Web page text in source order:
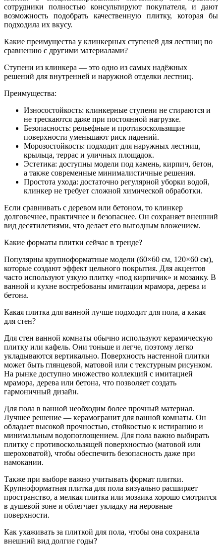
сотрудники полностью консультируют покупателя, и дают
возможность подобрать качественную плитку, которая бы
подходила их вкусу.
Какие преимущества у клинкерных ступеней для лестниц по
сравнению с другими материалами?
Ступени из клинкера — это одно из самых надёжных
решений для внутренней и наружной отделки лестниц.
Преимущества:
Износостойкость: клинкерные ступени не стираются и
не трескаются даже при постоянной нагрузке.
Безопасность: рельефные и противоскользящие
поверхности уменьшают риск падений.
Морозостойкость: подходит для наружных лестниц,
крыльца, террас и уличных площадок.
Эстетика: доступны модели под камень, кирпич, бетон,
а также современные минималистичные решения.
Простота ухода: достаточно регулярной уборки водой,
клинкер не требует сложной химической обработки.
Если сравнивать с деревом или бетоном, то клинкер
долговечнее, практичнее и безопаснее. Он сохраняет внешний
вид десятилетиями, что делает его выгодным вложением.
Какие форматы плитки сейчас в тренде?
Популярны крупноформатные модели (60×60 см, 120×60 см),
которые создают эффект цельного покрытия. Для акцентов
часто используют узкую плитку «под кирпичик» и мозаику. В
ванной и кухне востребованы имитации мрамора, дерева и
бетона.
Какая плитка для ванной лучше подходит для пола, а какая
для стен?
Для стен ванной комнаты обычно используют керамическую
плитку или кафель. Они тоньше и легче, поэтому легко
укладываются вертикально. Поверхность настенной плитки
может быть глянцевой, матовой или с текстурным рисунком.
На рынке доступно множество коллекций с имитацией
мрамора, дерева или бетона, что позволяет создать
гармоничный дизайн.
Для пола в ванной необходим более прочный материал.
Лучшее решение — керамогранит для ванной комнаты. Он
обладает высокой прочностью, стойкостью к истиранию и
минимальным водопоглощением. Для пола важно выбирать
плитку с противоскользящей поверхностью (матовой или
шероховатой), чтобы обеспечить безопасность даже при
намокании.
Также при выборе важно учитывать формат плитки.
Крупноформатная плитка для пола визуально расширяет
пространство, а мелкая плитка или мозаика хорошо смотрится
в душевой зоне и облегчает укладку на неровные
поверхности.
Как ухаживать за плиткой для пола, чтобы она сохраняла
внешний вид долгие годы?